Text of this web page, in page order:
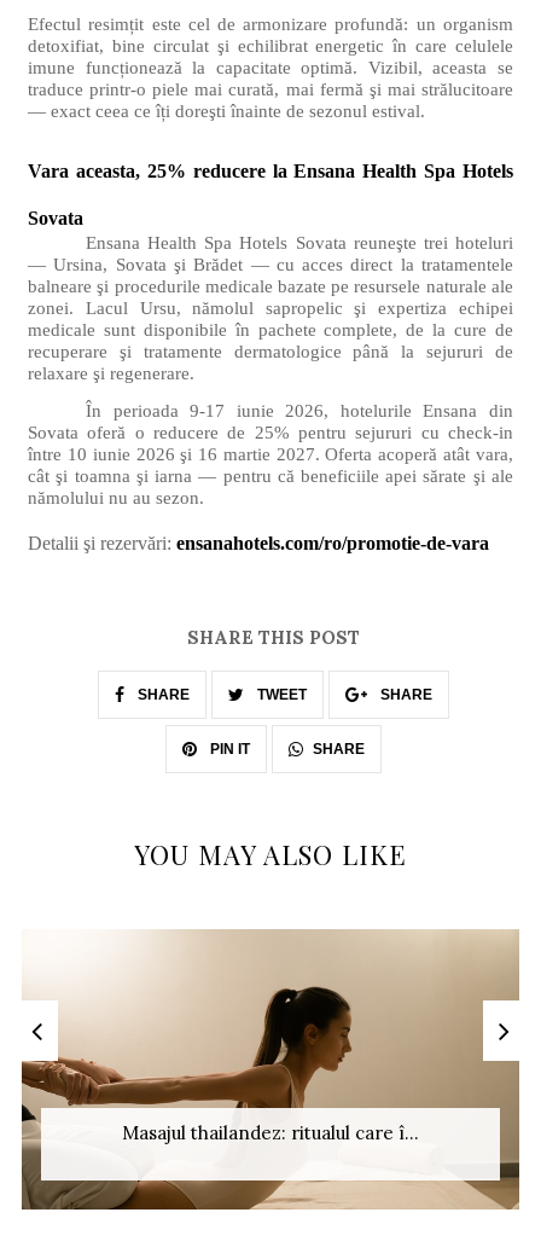
Efectul resimțit este cel de armonizare profundă: un organism
detoxifiat, bine circulat şi echilibrat energetic în care celulele
imune funcționează la capacitate optimă. Vizibil, aceasta se
traduce printr-o piele mai curată, mai fermă şi mai strălucitoare
— exact ceea ce îți doreşti înainte de sezonul estival.
Vara aceasta, 25% reducere la Ensana Health Spa Hotels
Sovata
Ensana Health Spa Hotels Sovata reuneşte trei hoteluri
— Ursina, Sovata şi Brădet — cu acces direct la tratamentele
balneare şi procedurile medicale bazate pe resursele naturale ale
zonei. Lacul Ursu, nămolul sapropelic şi expertiza echipei
medicale sunt disponibile în pachete complete, de la cure de
recuperare şi tratamente dermatologice până la sejururi de
relaxare şi regenerare.
În perioada 9-17 iunie 2026, hotelurile Ensana din
Sovata oferă o reducere de 25% pentru sejururi cu check-in
între 10 iunie 2026 şi 16 martie 2027. Oferta acoperă atât vara,
cât şi toamna şi iarna — pentru că beneficiile apei sărate şi ale
nămolului nu au sezon.
Detalii şi rezervări:ensanahotels.com/ro/promotie-de-vara
SHARE THIS POST
SHARE TWEET SHARE
PIN IT SHARE
YOU MAY ALSO LIKE
Masajul thailandez: ritualul care î...